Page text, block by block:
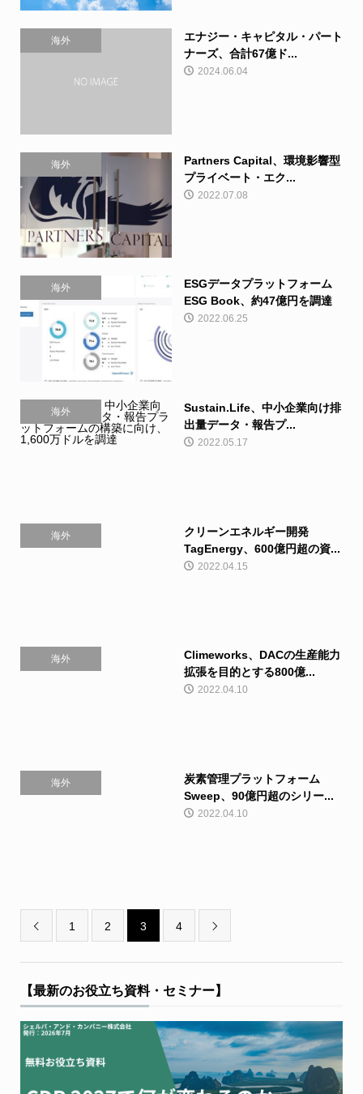
海外
エナジー・キャピタル・パート
ナーズ、合計67億ド...
2024.06.04
海外
Partners Capital、環境影響型
プライベート・エク...
2022.07.08
海外
ESGデータプラットフォーム
ESG Book、約47億円を調達
2022.06.25
海外
Sustain.Life、中小企業向け排
出量データ・報告プ...
2022.05.17
海外
クリーンエネルギー開発
TagEnergy、600億円超の資...
2022.04.15
海外
Climeworks、DACの生産能力
拡張を目的とする800億...
2022.04.10
海外
炭素管理プラットフォーム
Sweep、90億円超のシリー...
2022.04.10
 1 2 3 4 
【最新のお役立ち資料・セミナー】